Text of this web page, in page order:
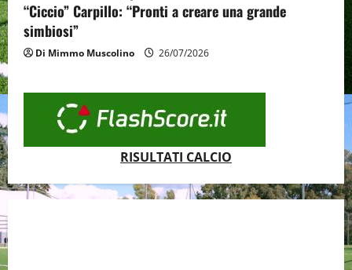
“Ciccio” Carpillo: “Pronti a creare una grande
simbiosi”
Di Mimmo Muscolino 26/07/2026
RISULTATI CALCIO